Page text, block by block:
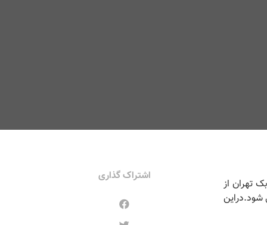
تهران از
شود.دراین
اشتراک گذاری